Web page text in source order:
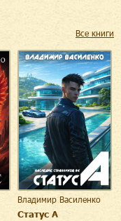
Все книги
Владимир Василенко
Статус А